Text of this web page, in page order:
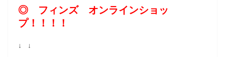
◎ フィンズ オンラインショッ
プ！！！！
↓ ↓